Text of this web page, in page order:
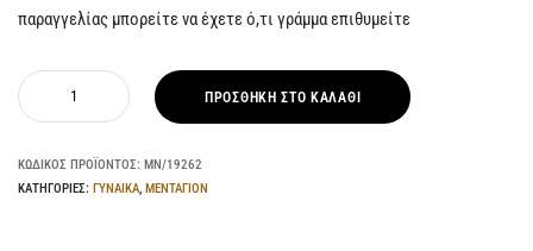
παραγγελίας μπορείτε να έχετε ό,τι γράμμα επιθυμείτε
ΠΡΟΣΘΉΚΗ ΣΤΟ ΚΑΛΆΘΙ
ΚΩΔΙΚΌΣ ΠΡΟΪΌΝΤΟΣ: ΜΝ/19262
ΚΑΤΗΓΟΡΊΕΣ: ΓΥΝΑΙΚΑ, ΜΕΝΤΑΓΙΟΝ